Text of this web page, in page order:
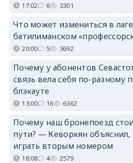
17:02 6 3301
Что может измениться в
батилиманском
20:00 5 3692
Почему у абонентов
связь вела себя по-разному
блэкауте
13:00 16 6362
Почему наш бронепоезд
пути? — Кеворкян объяснил,
играть вторым номером
18:08 4 2579